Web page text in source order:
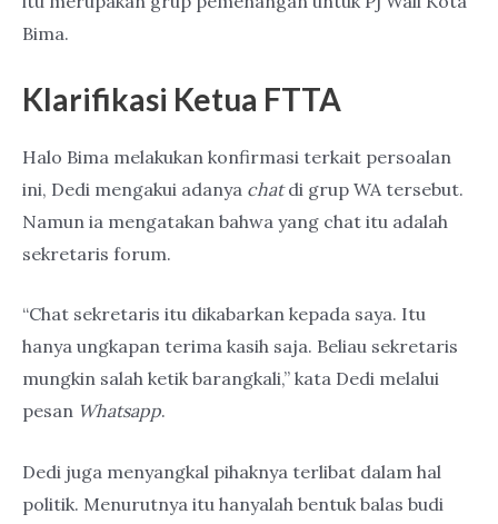
Bima.
Klarifikasi Ketua FTTA
Halo Bima melakukan konfirmasi terkait persoalan
ini, Dedi mengakui adanya chatdi grup WA tersebut.
Namun ia mengatakan bahwa yang chat itu adalah
sekretaris forum.
“Chat sekretaris itu dikabarkan kepada saya. Itu
hanya ungkapan terima kasih saja. Beliau sekretaris
mungkin salah ketik barangkali,” kata Dedi melalui
pesan Whatsapp.
Dedi juga menyangkal pihaknya terlibat dalam hal
politik. Menurutnya itu hanyalah bentuk balas budi